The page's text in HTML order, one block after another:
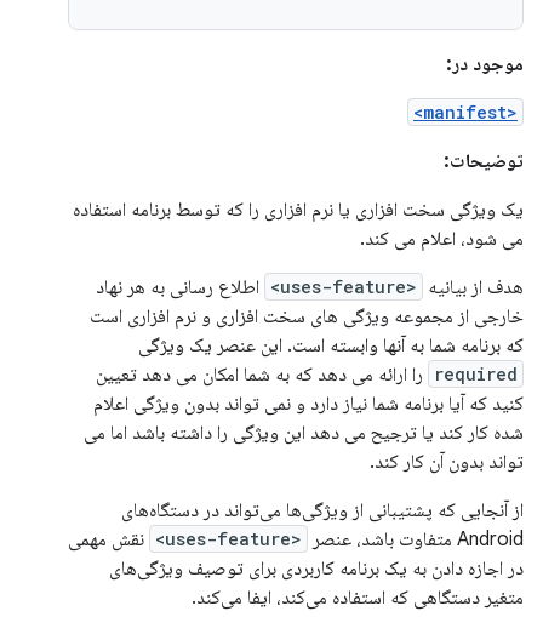
موجود در:
<manifest>
توضیحات:
یک ویژگی سخت افزاری یا نرم افزاری را که توسط برنامه استفاده
می شود، اعلام می کند.
هدف از بیانیه <uses-feature>
اطلاع رسانی به هر نهاد
خارجی از مجموعه ویژگی های سخت افزاری و نرم افزاری است
که برنامه شما به آنها وابسته است. این عنصر یک ویژگی
required
را ارائه می دهد که به شما امکان می دهد تعیین
کنید که آیا برنامه شما نیاز دارد و نمی تواند بدون ویژگی اعلام
شده کار کند یا ترجیح می دهد این ویژگی را داشته باشد اما می
تواند بدون آن کار کند.
از آنجایی که پشتیبانی از ویژگی‌ها می‌تواند در دستگاه‌های
Android متفاوت باشد، عنصر
<uses-feature>
نقش مهمی
در اجازه دادن به یک برنامه کاربردی برای توصیف ویژگی‌های
متغیر دستگاهی که استفاده می‌کند، ایفا می‌کند.